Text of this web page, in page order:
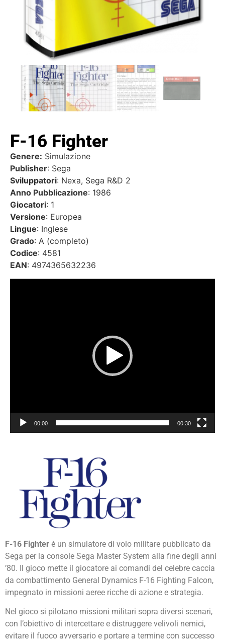
F-16 Fighter
Genere: Simulazione
Publisher: Sega
Sviluppatori: Nexa, Sega R&D 2
Anno Pubblicazione: 1986
Giocatori: 1
Versione: Europea
Lingue: Inglese
Grado: A (completo)
Codice: 4581
EAN: 4974365632236
00:00 00:30
F-16 Fighter è un simulatore di volo militare pubblicato da
Sega per la console Sega Master System alla fine degli anni
’80. Il gioco mette il giocatore ai comandi del celebre caccia
da combattimento General Dynamics F-16 Fighting Falcon,
impegnato in missioni aeree ricche di azione e strategia.
Nel gioco si pilotano missioni militari sopra diversi scenari,
con l’obiettivo di intercettare e distruggere velivoli nemici,
evitare il fuoco avversario e portare a termine con successo